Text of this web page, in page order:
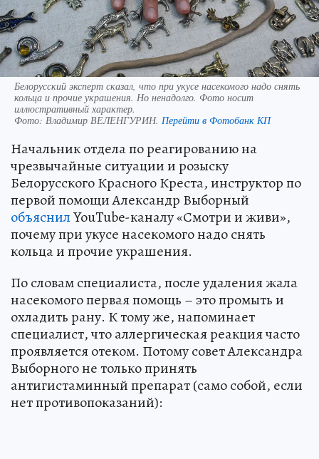
Белорусский эксперт сказал, что при укусе насекомого надо снять
кольца и прочие украшения. Но ненадолго. Фото носит
иллюстративный характер.
Фото: Владимир ВЕЛЕНГУРИН. Перейти в Фотобанк КП
Начальник отдела по реагированию на
чрезвычайные ситуации и розыску
Белорусского Красного Креста, инструктор по
первой помощи Александр Выборный
объяснилYouTube-каналу «Смотри и живи»,
почему при укусе насекомого надо снять
кольца и прочие украшения.
По словам специалиста, после удаления жала
насекомого первая помощь – это промыть и
охладить рану. К тому же, напоминает
специалист, что аллергическая реакция часто
проявляется отеком. Потому совет Александра
Выборного не только принять
антигистаминный препарат (само собой, если
нет противопоказаний):